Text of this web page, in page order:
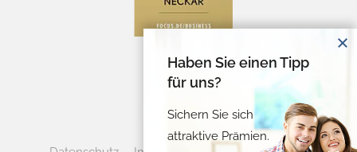
Haben Sie einen Tipp
für uns?
Sichern Sie sich
attraktive Prämien.